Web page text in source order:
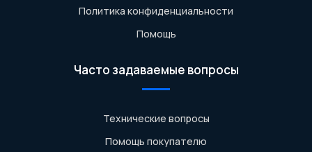
Политика конфиденциальности
Помощь
Часто задаваемые вопросы
Технические вопросы
Помощь покупателю